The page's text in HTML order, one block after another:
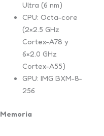
Ultra (6 nm)
CPU: Octa-core
(2×2.5 GHz
Cortex-A78 y
6×2.0 GHz
Cortex-A55)
GPU: IMG BXM-8-
256
Memoria